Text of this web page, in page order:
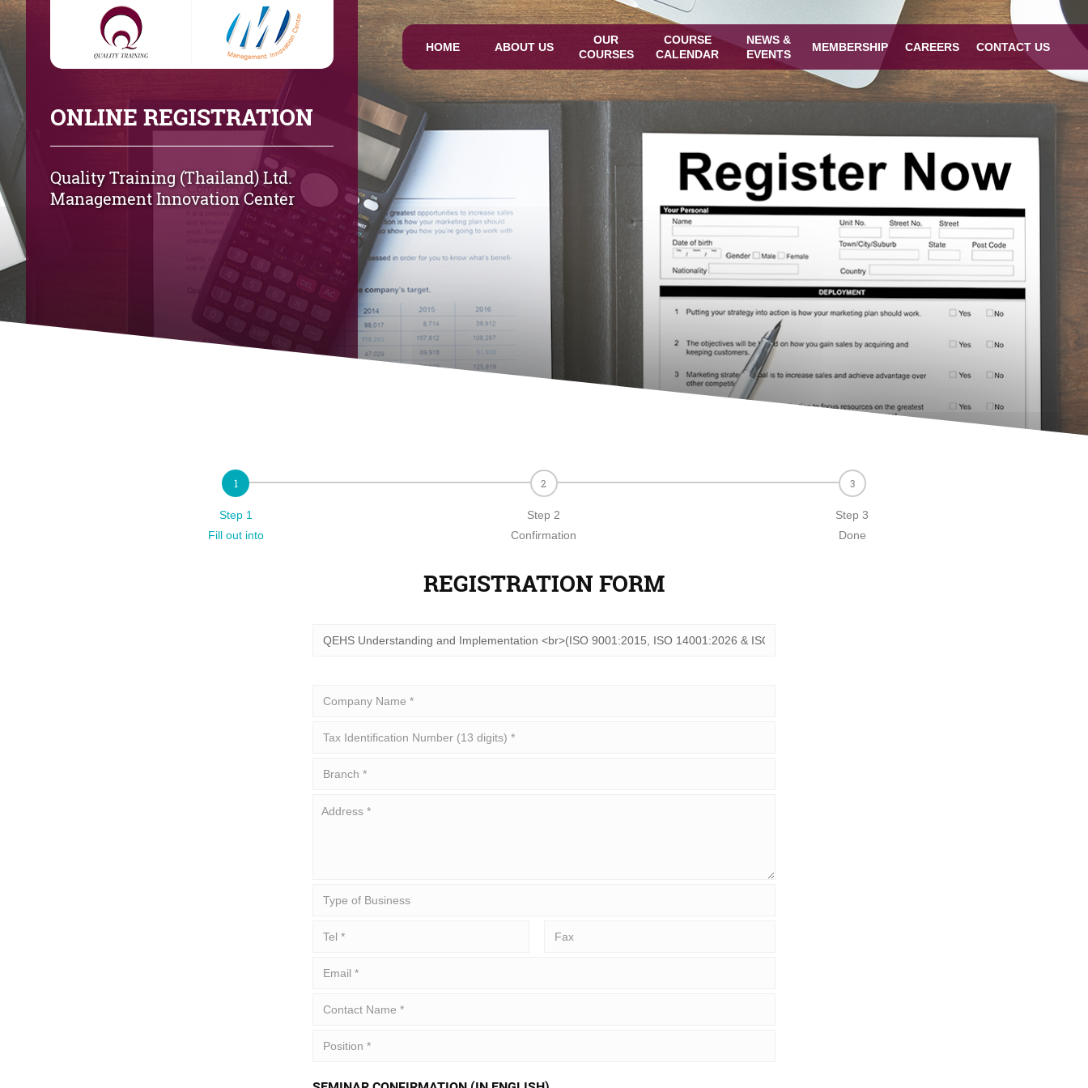
ONLINE REGISTRATION
Quality Training (Thailand) Ltd.
Management Innovation Center
HOME ABOUT US
OUR
COURSES
COURSE
CALENDAR
NEWS &
EVENTS
MEMBERSHIP CAREERS CONTACT US
Step 1
Fill out into
Step 2
Confirmation
Step 3
Done
REGISTRATION FORM